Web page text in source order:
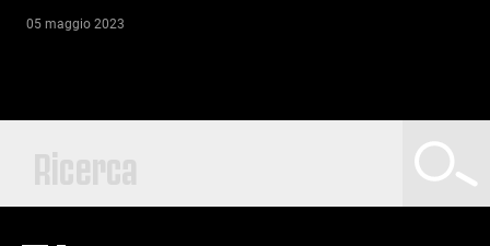
05 maggio 2023